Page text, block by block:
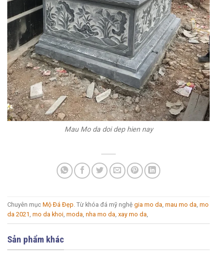
Mau Mo da doi dep hien nay
Chuyên mục Mộ Đá Đẹp. Từ khóa đá mỹ nghệ gia mo da, mau mo da, mo
da 2021, mo da khoi, moda, nha mo da, xay mo da,
Sản phẩm khác